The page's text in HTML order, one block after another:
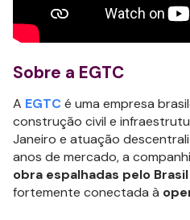
Sobre a EGTC
A EGTCé uma empresa
construção civil e
Janeiro e atuação
anos de mercado, a
obra espalhadas pelo Brasil
fortemente conectada à